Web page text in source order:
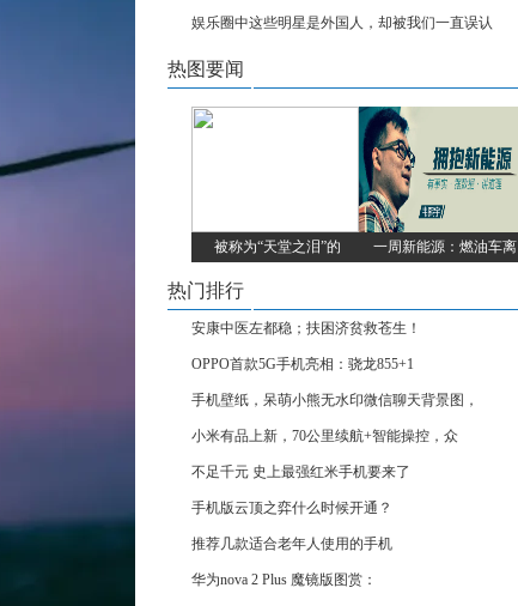
娱乐圈中这些明星是外国人，却被我们一直误认
热图要闻
被称为“天堂之泪”的 一周新能源：燃油车离
热门排行
安康中医左都稳；扶困济贫救苍生！
OPPO首款5G手机亮相：骁龙855+1
手机壁纸，呆萌小熊无水印微信聊天背景图，
小米有品上新，70公里续航+智能操控，众
不足千元 史上最强红米手机要来了
手机版云顶之弈什么时候开通？
推荐几款适合老年人使用的手机
华为nova 2 Plus 魔镜版图赏：